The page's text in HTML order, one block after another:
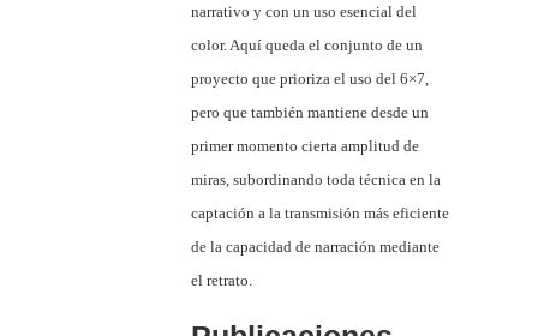
narrativo y con un uso esencial del
color. Aquí queda el conjunto de un
proyecto que prioriza el uso del 6×7,
pero que también mantiene desde un
primer momento cierta amplitud de
miras, subordinando toda técnica en la
captación a la transmisión más eficiente
de la capacidad de narración mediante
el retrato.